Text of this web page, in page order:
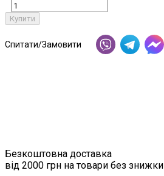
Купити
Спитати/Замовити
Безкоштовна доставка
від 2000 грн на товари без знижки